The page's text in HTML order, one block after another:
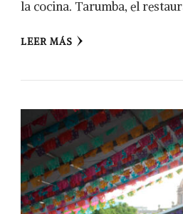
la cocina. Tarumba, el
LEER MÁS